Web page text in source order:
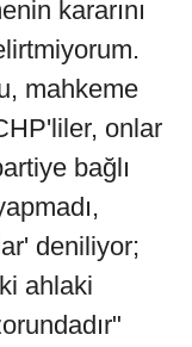
kararını
mahkeme
onlar
bağlı
deniliyor;
ahlaki